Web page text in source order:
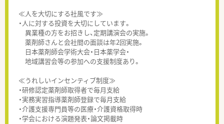
≪人を大切にする社風です≫
・人に対する投資を大切にしています。
異業種の方をお招きし、定期講演会の実施。
薬剤師さんと会社間の面談は年2回実施。
日本薬剤師会学術大会・日本薬学会・
地域講習会等の参加への支援制度あり。
≪うれしいインセンティブ制度≫
・研修認定薬剤師取得者で毎月支給
・実務実習指導薬剤師登録で毎月支給
・介護支援専門員等の医療・介護資格取得時
・学会における演題発表・論文掲載時